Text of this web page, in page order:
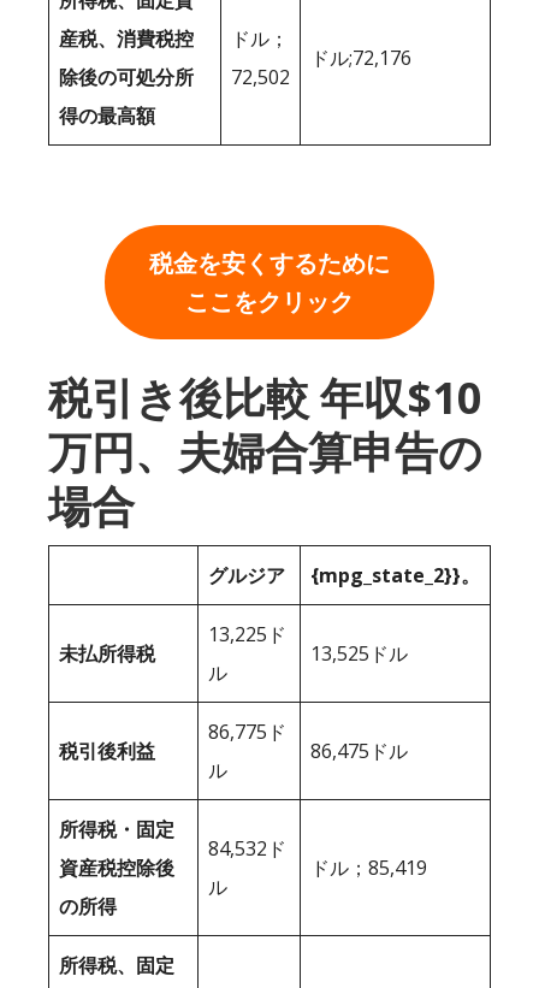
産税、消費税控
除後の可処分所
得の最高額
ドル；
72,502
ドル;72,176
税金を安くするために
ここをクリック
税引き後比較 年収$10
万円、夫婦合算申告の
場合
グルジア {mpg_state_2}}。
未払所得税
13,225ド
ル
13,525ドル
税引後利益
86,775ド
ル
86,475ドル
所得税・固定
資産税控除後
の所得
84,532ド
ル
ドル；85,419
所得税、固定